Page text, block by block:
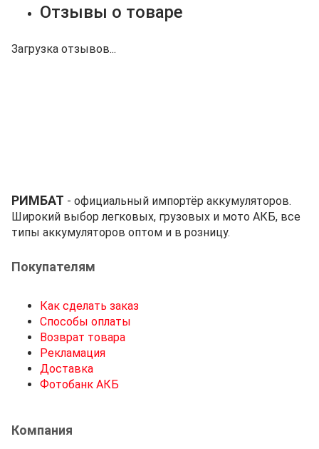
Отзывы о товаре
Загрузка отзывов...
РИМБАТ - официальный импортёр аккумуляторов.
Широкий выбор легковых, грузовых и мото АКБ, все
типы аккумуляторов оптом и в розницу.
Покупателям
Как сделать заказ
Способы оплаты
Возврат товара
Рекламация
Доставка
Фотобанк АКБ
Компания